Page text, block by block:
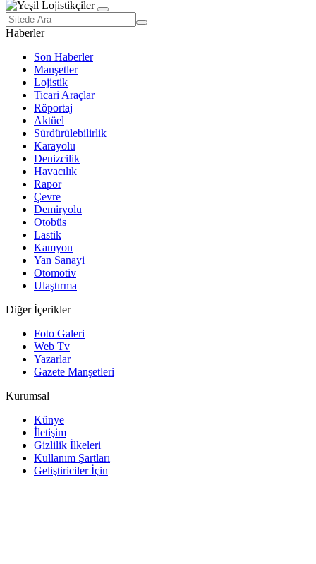
Haberler
Son Haberler
Manşetler
Lojistik
Ticari Araçlar
Röportaj
Aktüel
Sürdürülebilirlik
Karayolu
Denizcilik
Havacılık
Rapor
Çevre
Demiryolu
Otobüs
Lastik
Kamyon
Yan Sanayi
Otomotiv
Ulaştırma
Diğer İçerikler
Foto Galeri
Web Tv
Yazarlar
Gazete Manşetleri
Kurumsal
Künye
İletişim
Gizlilik İlkeleri
Kullanım Şartları
Geliştiriciler İçin